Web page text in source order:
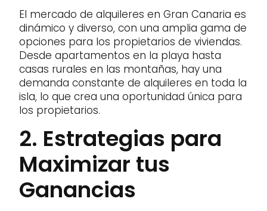
El mercado de alquileres en Gran Canaria es
dinámico y diverso, con una amplia gama de
opciones para los propietarios de viviendas.
Desde apartamentos en la playa hasta
casas rurales en las montañas, hay una
demanda constante de alquileres en toda la
isla, lo que crea una oportunidad única para
los propietarios.
2. Estrategias para
Maximizar tus
Ganancias